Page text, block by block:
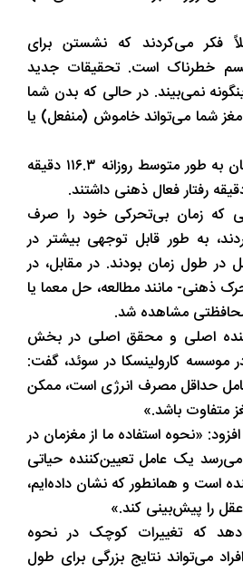
فکر می‌کردند که نشستن برای
خطرناک است. تحقیقات جدید
نمی‌بیند. در حالی که بدن شما
شما می‌تواند خاموش (منفعل) یا
در مجموع، شرکت‌کنندگان به طور متوسط روزانه ۱۱۶.۳ دقیقه
که زمان بی‌تحرکی خود را صرف
به طور قابل توجهی بیشتر در
در طول زمان بودند. در مقابل، در
ذهنی- مانند مطالعه، حل معما یا
محافظتی مشاهده شد.
اصلی و محقق اصلی در بخش
کارولینسکا در سوئد، گفت:
حداقل مصرف انرژی است، ممکن
متفاوت باشد.»
«نحوه استفاده ما از مغزمان در
یک عامل تعیین‌کننده حیاتی
است و همانطور که نشان داده‌ایم،
را پیش‌بینی کند.»
که تغییرات کوچک در نحوه
می‌تواند نتایج بزرگی برای طول